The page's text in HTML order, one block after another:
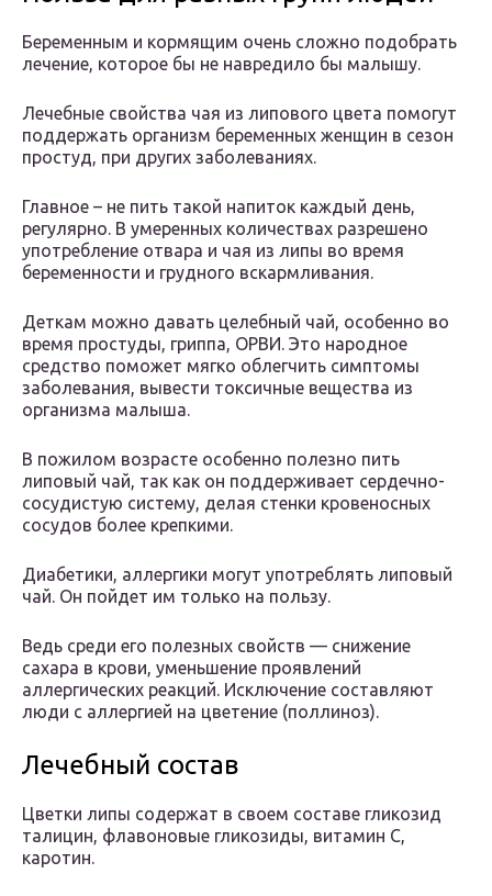
Беременным и кормящим очень сложно подобрать
лечение, которое бы не навредило бы малышу.
Лечебные свойства чая из липового цвета помогут
поддержать организм беременных женщин в сезон
простуд, при других заболеваниях.
Главное – не пить такой напиток каждый день,
регулярно. В умеренных количествах разрешено
употребление отвара и чая из липы во время
беременности и грудного вскармливания.
Деткам можно давать целебный чай, особенно во
время простуды, гриппа, ОРВИ. Это народное
средство поможет мягко облегчить симптомы
заболевания, вывести токсичные вещества из
организма малыша.
В пожилом возрасте особенно полезно пить
липовый чай, так как он поддерживает сердечно-
сосудистую систему, делая стенки кровеносных
сосудов более крепкими.
Диабетики, аллергики могут употреблять липовый
чай. Он пойдет им только на пользу.
Ведь среди его полезных свойств — снижение
сахара в крови, уменьшение проявлений
аллергических реакций. Исключение составляют
люди с аллергией на цветение (поллиноз).
Лечебный состав
Цветки липы содержат в своем составе гликозид
талицин, флавоновые гликозиды, витамин С,
каротин.